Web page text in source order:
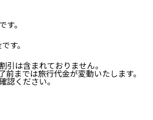
。
す。
は含まれておりません。
までは旅行代金が変動いたします。
認ください。